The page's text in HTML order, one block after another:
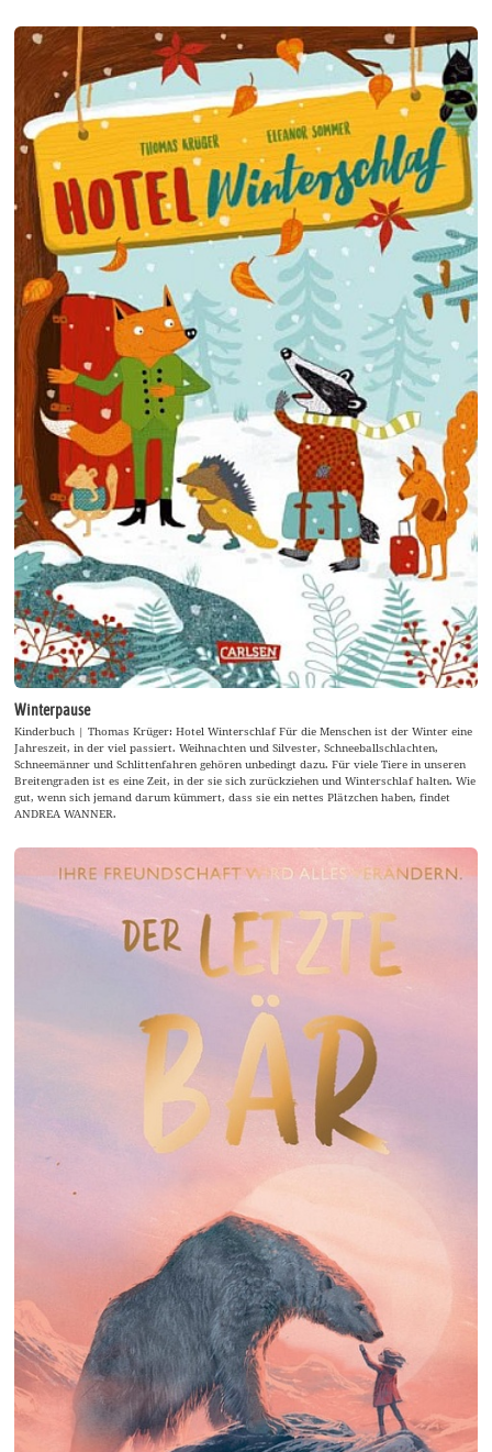
Winterpause
Kinderbuch | Thomas Krüger: Hotel Winterschlaf Für die Menschen ist der Winter eine
Jahreszeit, in der viel passiert. Weihnachten und Silvester, Schneeballschlachten,
Schneemänner und Schlittenfahren gehören unbedingt dazu. Für viele Tiere in unseren
Breitengraden ist es eine Zeit, in der sie sich zurückziehen und Winterschlaf halten. Wie
gut, wenn sich jemand darum kümmert, dass sie ein nettes Plätzchen haben, findet
ANDREA WANNER.